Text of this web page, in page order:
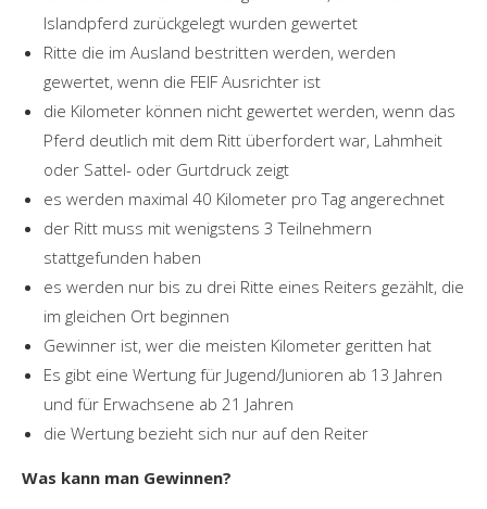
Islandpferd zurückgelegt wurden gewertet
Ritte die im Ausland bestritten werden, werden
gewertet, wenn die FEIF Ausrichter ist
die Kilometer können nicht gewertet werden, wenn das
Pferd deutlich mit dem Ritt überfordert war, Lahmheit
oder Sattel- oder Gurtdruck zeigt
es werden maximal 40 Kilometer pro Tag angerechnet
der Ritt muss mit wenigstens 3 Teilnehmern
stattgefunden haben
es werden nur bis zu drei Ritte eines Reiters gezählt, die
im gleichen Ort beginnen
Gewinner ist, wer die meisten Kilometer geritten hat
Es gibt eine Wertung für Jugend/Junioren ab 13 Jahren
und für Erwachsene ab 21 Jahren
die Wertung bezieht sich nur auf den Reiter
Was kann man Gewinnen?